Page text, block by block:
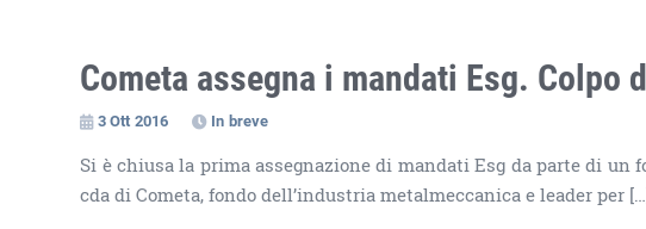
Cometa assegna i mandati Esg. Colpo
3 Ott 2016 In breve
Si è chiusa la prima assegnazione di mandati Esg da parte di
cda di Cometa, fondo dell’industria metalmeccanica e leader per